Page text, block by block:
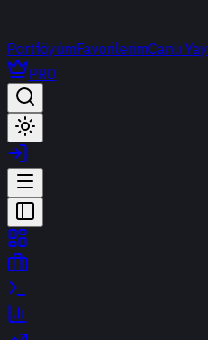
PortföyümFavorilerimCanlı
PRO